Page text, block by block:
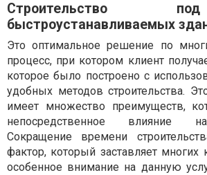
Строительство
быстроустанавливаемых
Это оптимальное решение по
процесс, при котором клиент
которое было построено с
удобных методов строительства.
имеет множество преимуществ,
непосредственное влияние
Сокращение времени
фактор, который заставляет многих
особенное внимание на данную